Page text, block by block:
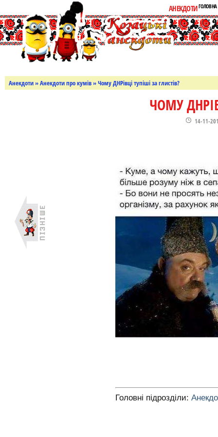
АНЕКДОТИГОЛОВНА
Анекдоти»Анекдоти про кумів» Чому ДНРівці тупіші за глистів?
ЧОМУ
14-11-
Головні підрозділи: